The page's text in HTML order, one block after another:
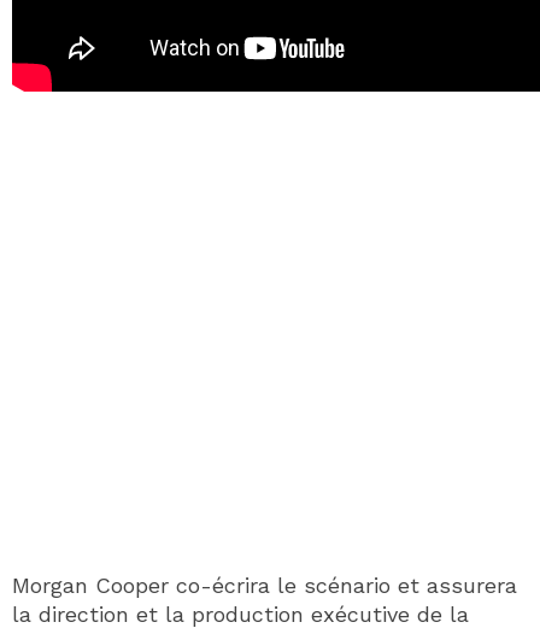
Morgan Cooper co-écrira le scénario et assurera
la direction et la production exécutive de la